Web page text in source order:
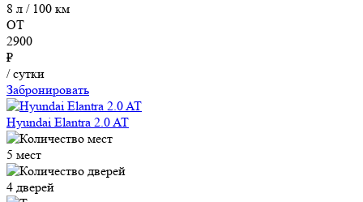
8 л / 100 км
ОТ
2900
₽
/ сутки
Забронировать
Hyundai Elantra 2.0 AT
5 мест
4 дверей